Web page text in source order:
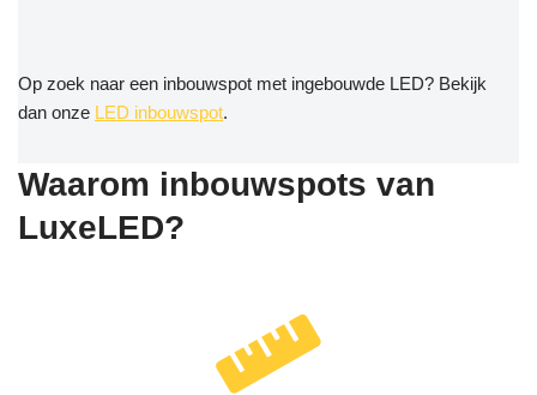
Op zoek naar een inbouwspot met ingebouwde LED? Bekijk
dan onze LED inbouwspot.
Waarom inbouwspots van
LuxeLED?